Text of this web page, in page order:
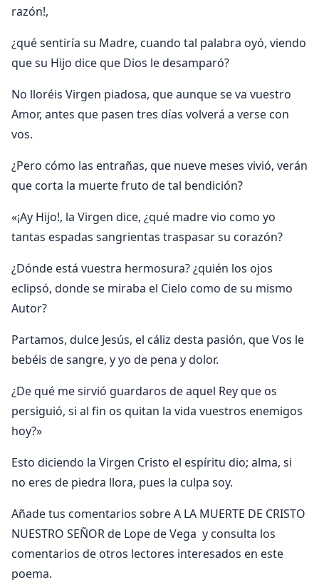
razón!,
¿qué sentiría su Madre, cuando tal palabra oyó, viendo
que su Hijo dice que Dios le desamparó?
No lloréis Virgen piadosa, que aunque se va vuestro
Amor, antes que pasen tres días volverá a verse con
vos.
¿Pero cómo las entrañas, que nueve meses vivió, verán
que corta la muerte fruto de tal bendición?
«¡Ay Hijo!, la Virgen dice, ¿qué madre vio como yo
tantas espadas sangrientas traspasar su corazón?
¿Dónde está vuestra hermosura? ¿quién los ojos
eclipsó, donde se miraba el Cielo como de su mismo
Autor?
Partamos, dulce Jesús, el cáliz desta pasión, que Vos le
bebéis de sangre, y yo de pena y dolor.
¿De qué me sirvió guardaros de aquel Rey que os
persiguió, si al fin os quitan la vida vuestros enemigos
hoy?»
Esto diciendo la Virgen Cristo el espíritu dio; alma, si
no eres de piedra llora, pues la culpa soy.
Añade tus comentarios sobre A LA MUERTE DE CRISTO
NUESTRO SEÑOR de Lope de Vega y consulta los
comentarios de otros lectores interesados en este
poema.